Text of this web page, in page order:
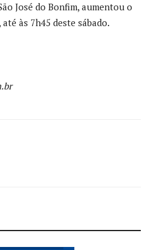
José do Bonfim, aumentou o
às 7h45 deste sábado.